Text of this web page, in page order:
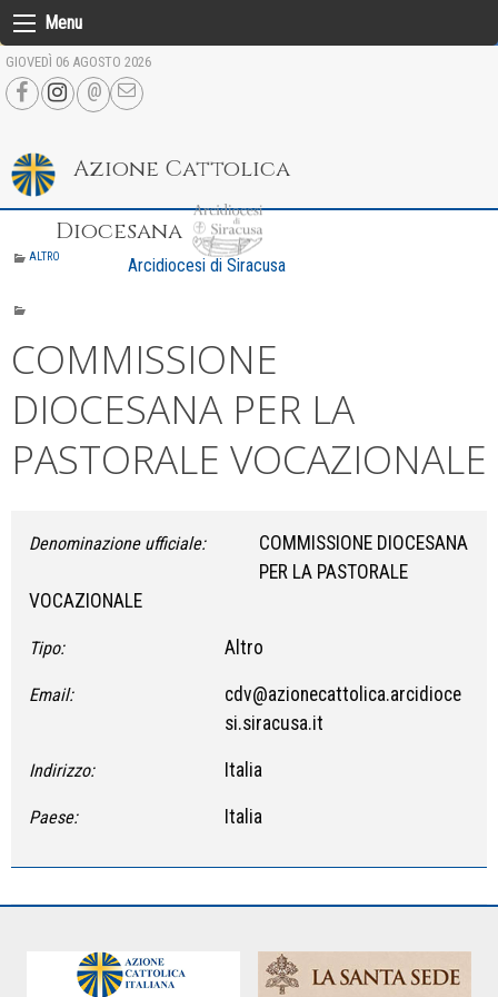
Skip
to
content
Menu
GIOVEDÌ 06 AGOSTO 2026
Azione Cattolica
Diocesana
Arcidiocesi di Siracusa
ALTRO
COMMISSIONE
DIOCESANA PER LA
PASTORALE VOCAZIONALE
Denominazione ufficiale:
COMMISSIONE DIOCESANA
PER LA PASTORALE
VOCAZIONALE
Tipo: Altro
Email:
cdv@azionecattolica.arcidioce
si.siracusa.it
Indirizzo: Italia
Paese: Italia